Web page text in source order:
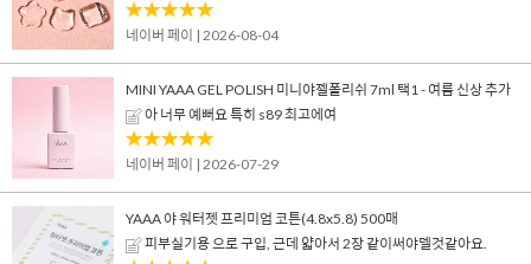
네이버 페이 | 2026-08-04
MINI YAAA GEL POLISH 미니야젤폴리쉬 7ml 택1 - 여름 신상 추가
아 너무 예뻐요 특히 s89 최고에여
네이버 페이 | 2026-07-29
YAAA 야 워터젯 프리미엄 코튼(4.8x5.8) 500매
피부실기용 으로 구입, 근데 얇아서 2장 같이써야델것같아요.